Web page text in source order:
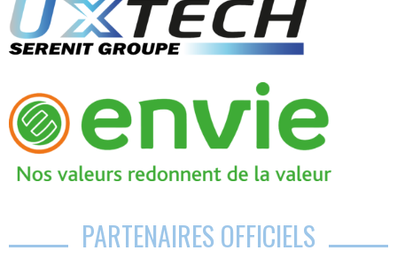
PARTENAIRES OFFICIELS